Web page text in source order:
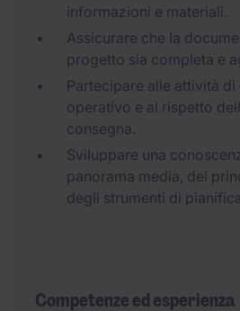
informazioni e materiali.
Assicurare che la
progetto sia completa e
Partecipare alle attività
operativo e al rispetto
consegna.
Sviluppare una
panorama media, dei
degli strumenti di
Competenze ed esperienza